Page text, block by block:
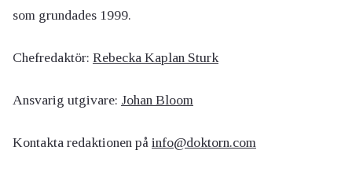
som grundades 1999.
Chefredaktör: Rebecka Kaplan Sturk
Ansvarig utgivare: Johan Bloom
Kontakta redaktionen på info@doktorn.com